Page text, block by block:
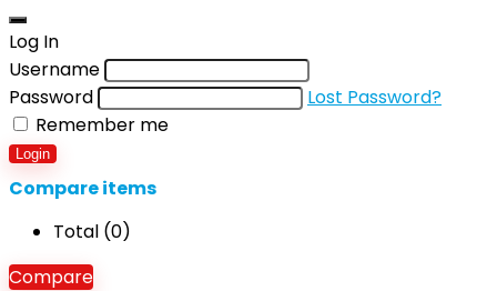
Log In
Username
Password
Lost Password?
Remember me
Login
Compare items
Total (0)
Compare